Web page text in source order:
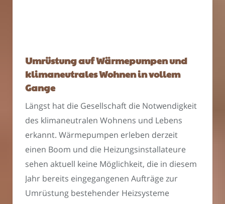
Umrüstung auf Wärmepumpen und
klimaneutrales Wohnen in vollem
Gange
Längst hat die Gesellschaft die Notwendigkeit
des klimaneutralen Wohnens und Lebens
erkannt. Wärmepumpen erleben derzeit
einen Boom und die Heizungsinstallateure
sehen aktuell keine Möglichkeit, die in diesem
Jahr bereits eingegangenen Aufträge zur
Umrüstung bestehender Heizsysteme